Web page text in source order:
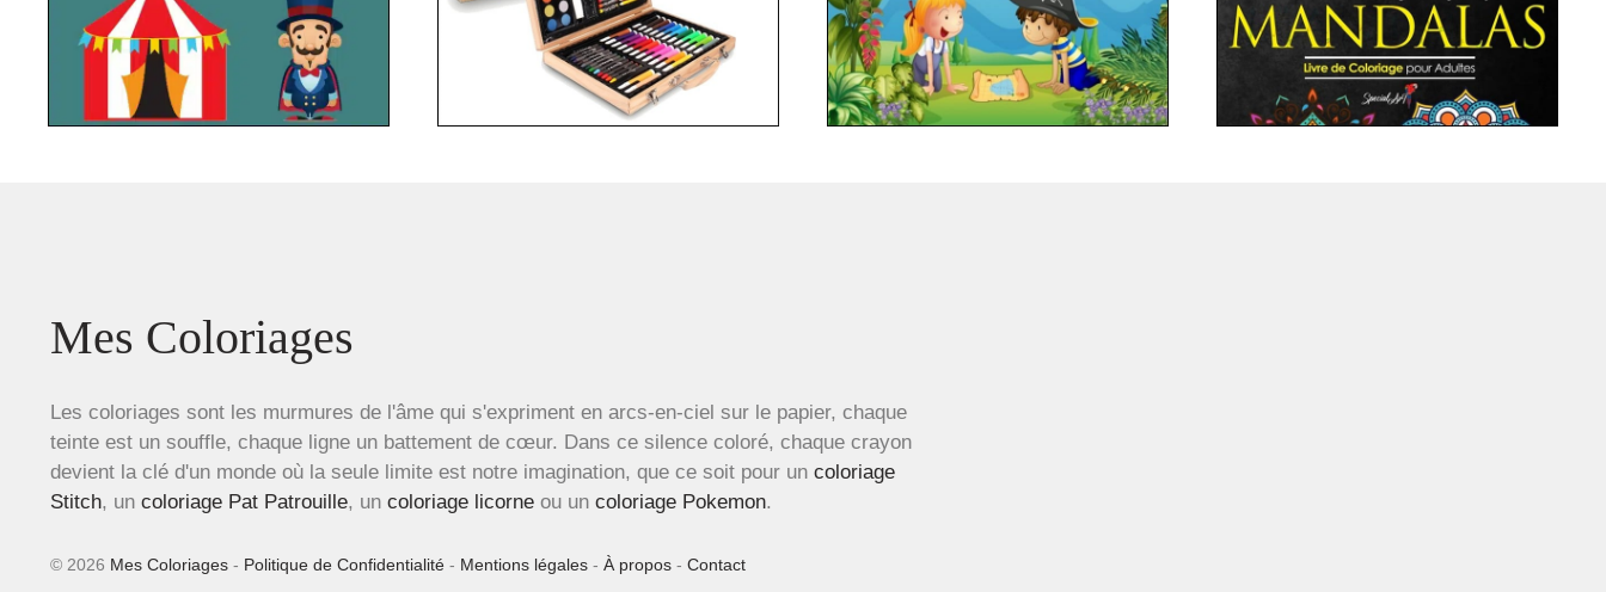
Mes Coloriages
Les coloriages sont les murmures de l'âme qui s'expriment en arcs-en-ciel sur le papier, chaque
teinte est un souffle, chaque ligne un battement de cœur. Dans ce silence coloré, chaque crayon
devient la clé d'un monde où la seule limite est notre imagination, que ce soit pour un coloriage
Stitch, un coloriage Pat Patrouille, un coloriage licorne ou un coloriage Pokemon.
© 2026 Mes Coloriages - Politique de Confidentialité - Mentions légales - À propos - Contact